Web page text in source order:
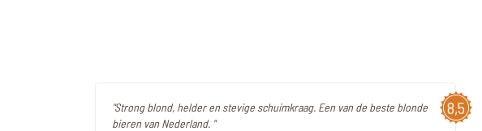
8,5
"Strong blond, helder en stevige schuimkraag. Een van de beste blonde
bieren van Nederland. "